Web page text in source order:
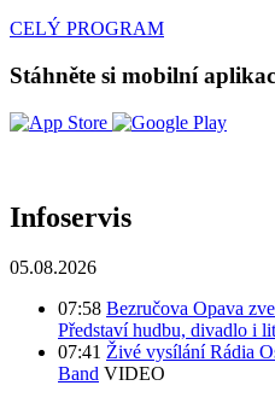
CELÝ PROGRAM
Stáhněte si mobilní
Infoservis
05.08.2026
07:58 Bezručova Opava
Představí hudbu, divadlo i
07:41 Živé vysílání Rádia
Band VIDEO